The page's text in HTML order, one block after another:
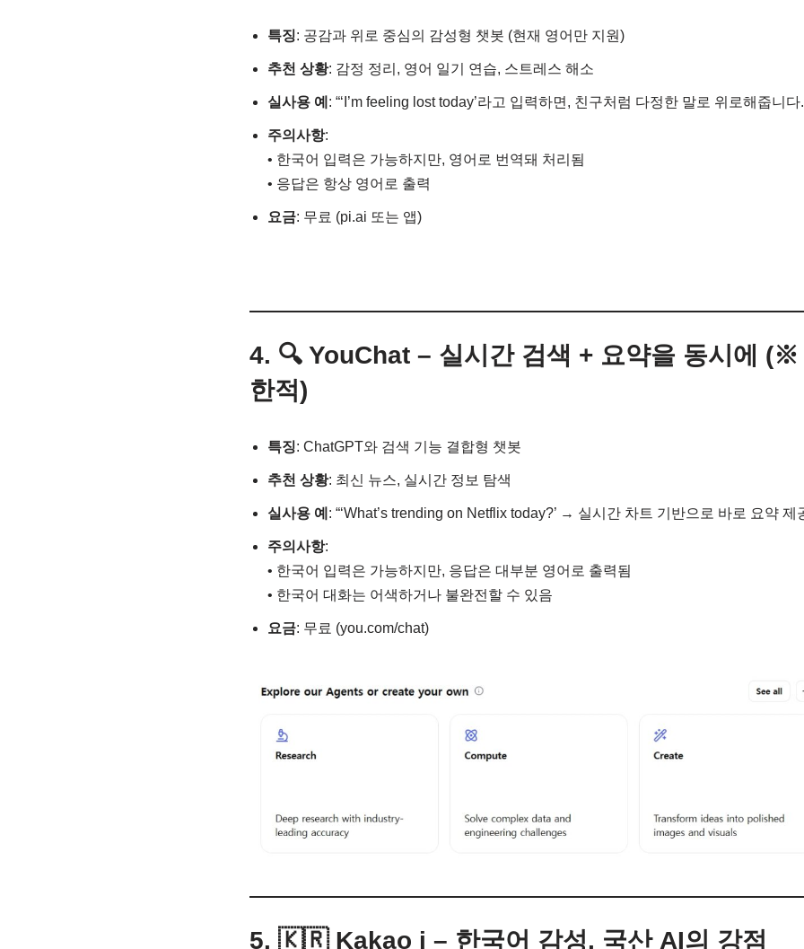
특징: 공감과 위로 중심의 감성형 챗봇 (현재 영어만 지원)
추천 상황: 감정 정리, 영어 일기 연습, 스트레스 해소
실사용 예 : “‘I’m feeling lost today’라고 입력하면, 친구처럼 다정한 말로 위로해줍니다
주의사항:
• 한국어 입력은 가능하지만, 영어로 번역돼 처리됨
• 응답은 항상 영어로 출력
요금: 무료 (pi.ai 또는 앱)
4. 🔍 YouChat – 실시간 검색 + 요약을 동시에 (※
한적)
특징: ChatGPT와 검색 기능 결합형 챗봇
추천 상황: 최신 뉴스, 실시간 정보 탐색
실사용 예 : “‘What’s trending on Netflix today?’ → 실시간 차트 기반으로 바로 요약 제
주의사항:
• 한국어 입력은 가능하지만, 응답은 대부분 영어로 출력됨
• 한국어 대화는 어색하거나 불완전할 수 있음
요금: 무료 (you.com/chat)
5. 🇰🇷 Kakao i – 한국어 감성, 국산 AI의 강점